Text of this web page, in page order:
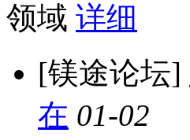
领域 详细
[镁途论坛]
在 01-02